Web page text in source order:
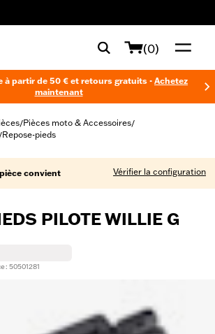
(0)
à partir de 50 € et retours gratuits - Achetez
maintenant
/Pièces moto & Accessoires/
/Repose-pieds
convient Vérifier la configuration
PILOTE WILLIE G
: 50501281